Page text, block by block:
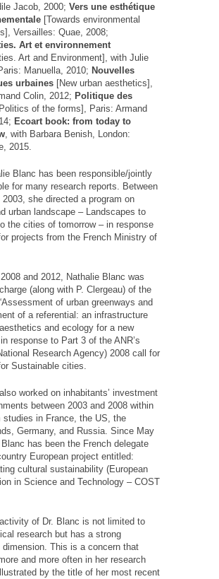
Jacob, 2000; Vers une esthétique
[Towards environmental
Versailles: Quae, 2008;
Art et environnement
Art and Environment], with Julie
Manuella, 2010; Nouvelles
urbaines [New urban aesthetics],
Colin, 2012; Politique des
of the forms], Paris: Armand
Ecoart book: from today to
, with Barbara Benish, London:
2015.
Blanc has been responsible/jointly
for many research reports. Between
2003, she directed a program on
urban landscape – Landscapes to
the cities of tomorrow – in response
projects from the French Ministry of
and 2012, Nathalie Blanc was
(along with P. Clergeau) of the
of urban greenways and
of a referential: an infrastructure
and ecology for a new
response to Part 3 of the ANR’s
Research Agency) 2008 call for
Sustainable cities.
worked on inhabitants’ investment
between 2003 and 2008 within
studies in France, the US, the
Germany, and Russia. Since May
Blanc has been the French delegate
European project entitled:
cultural sustainability (European
in Science and Technology – COST
of Dr. Blanc is not limited to
research but has a strong
dimension. This is a concern that
and more often in her research
by the title of her most recent